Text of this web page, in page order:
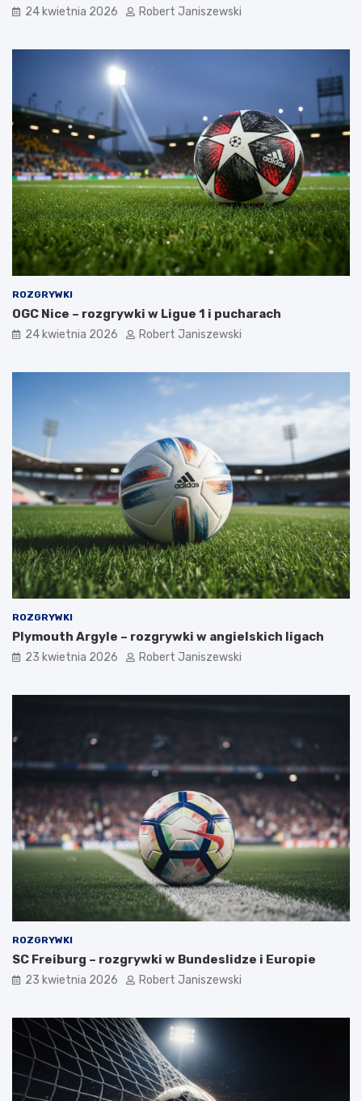
24 kwietnia 2026 Robert Janiszewski
ROZGRYWKI
OGC Nice – rozgrywki w Ligue 1 i pucharach
24 kwietnia 2026 Robert Janiszewski
ROZGRYWKI
Plymouth Argyle – rozgrywki w angielskich ligach
23 kwietnia 2026 Robert Janiszewski
ROZGRYWKI
SC Freiburg – rozgrywki w Bundeslidze i Europie
23 kwietnia 2026 Robert Janiszewski